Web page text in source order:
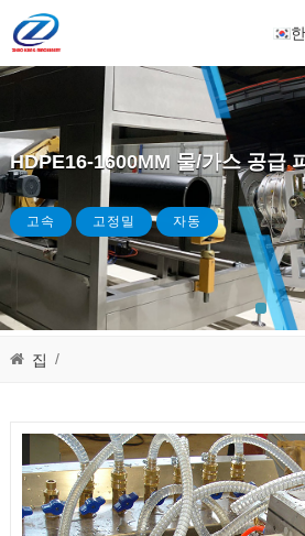
HDPE16-1600MM 물/가스 공급
고속 고정밀 자동
집 /